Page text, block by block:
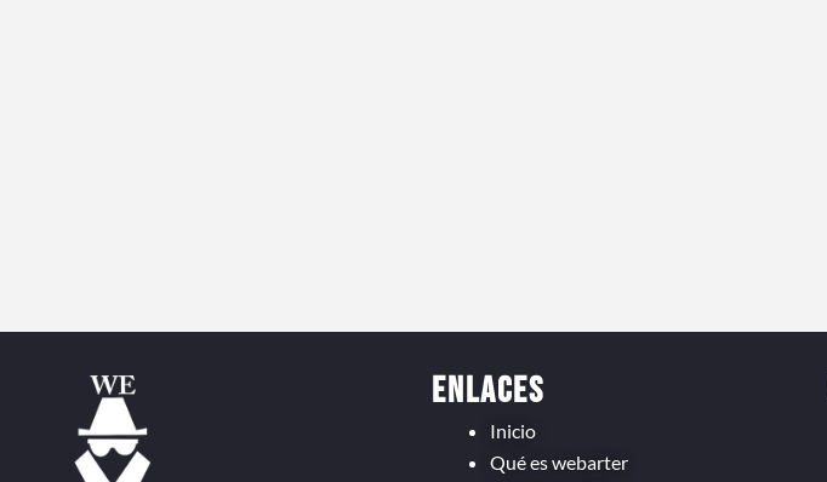
Enlaces
Inicio
Qué es webarter